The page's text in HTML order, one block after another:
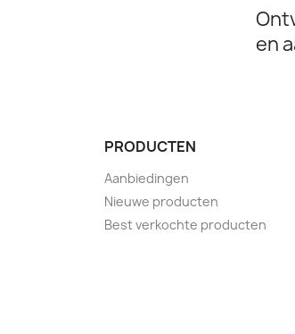
en
PRODUCTEN
Aanbiedingen
Nieuwe producten
Best verkochte producten